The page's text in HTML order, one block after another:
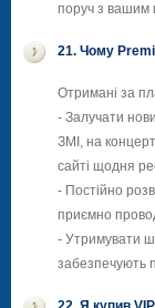
поруч з вашим
21. Чому
Отримані за
- Залучати
ЗМІ, на
сайті щодня
- Постійно
приємно
- Утримувати
забезпечують